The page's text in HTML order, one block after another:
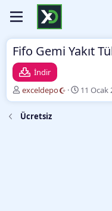
Fifo Gemi Yakıt
İndir
Y
a
z
a
exceldepo
O
l
11 Ocak
Ücretsiz